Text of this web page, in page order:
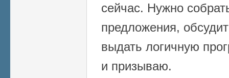
сейчас. Нужно
предложения,
выдать логичную
и призываю.